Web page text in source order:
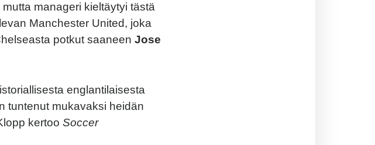
manageri kieltäytyi tästä
Manchester United, joka
potkut saaneen Jose
englantilaisesta
tuntenut mukavaksi heidän
kertoo Soccer